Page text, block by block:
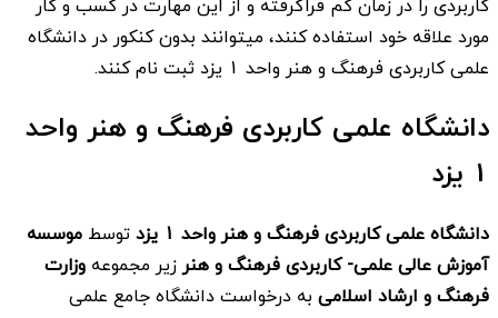
مورد علاقه خود استفاده کنند، میتوانند بدون کنکور در دانشگاه
علمی کاربردی فرهنگ و هنر واحد 1 یزد ثبت نام کنند.
دانشگاه علمی کاربردی فرهنگ و هنر واحد
1 یزد
دانشگاه علمی کاربردی فرهنگ و هنر واحد 1 یزد توسط موسسه
آموزش عالی علمی- كاربردی فرهنگ و هنرزیر مجموعه وزارت
فرهنگ و ارشاد اسلامی به درخواست دانشگاه جامع علمی